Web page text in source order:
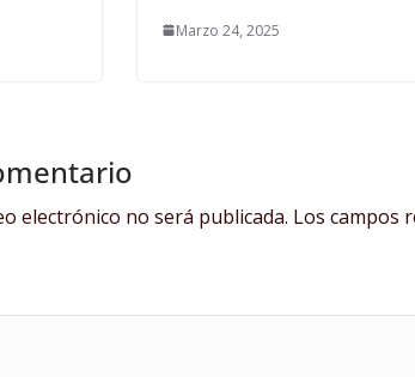
Marzo 24, 2025
electrónico no será publicada. Los campos